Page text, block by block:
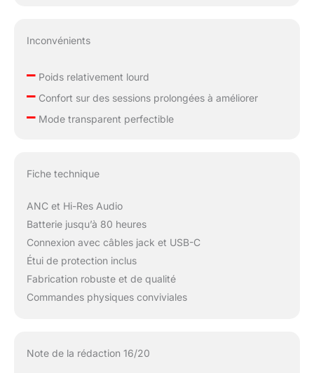
Inconvénients
–Poids relativement lourd
–Confort sur des sessions prolongées à améliorer
–Mode transparent perfectible
Fiche technique
ANC et Hi-Res Audio
Batterie jusqu’à 80 heures
Connexion avec câbles jack et USB-C
Étui de protection inclus
Fabrication robuste et de qualité
Commandes physiques conviviales
Note de la rédaction 16/20